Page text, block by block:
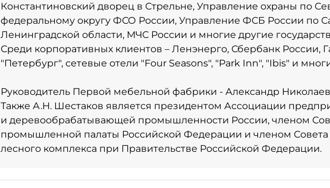
Константиновский дворец в Стрельне, Управление охраны по
федеральному округу ФСО России, Управление ФСБ России по
Ленинградской области, МЧС России и многие другие
Среди корпоративных клиентов – Ленэнерго, Сбербанк России,
"Петербург", сетевые отели "Four Seasons", "Park Inn", "Ibis" и
Руководитель Первой мебельной фабрики - Александр
Также А.Н. Шестаков является президентом Ассоциации
и деревообрабатывающей промышленности России, членом
промышленной палаты Российской Федерации и членом
лесного комплекса при Правительстве Российской Федерации.